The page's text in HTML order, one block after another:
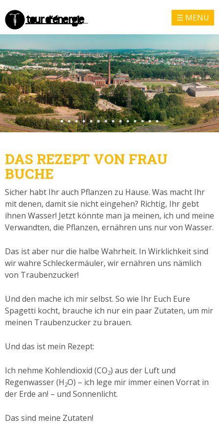
MENU
DAS REZEPT VON FRAU
BUCHE
Sicher habt Ihr auch Pflanzen zu Hause. Was macht Ihr
mit denen, damit sie nicht eingehen? Richtig, Ihr gebt
ihnen Wasser! Jetzt könnte man ja meinen, ich und meine
Verwandten, die Pflanzen, ernähren uns nur von Wasser.
Das ist aber nur die halbe Wahrheit. In Wirklichkeit sind
wir wahre Schleckermäuler, wir ernähren uns nämlich
von Traubenzucker!
Und den mache ich mir selbst. So wie Ihr Euch Eure
Spagetti kocht, brauche ich nur ein paar Zutaten, um mir
meinen Traubenzucker zu brauen.
Und das ist mein Rezept:
Ich nehme Kohlendioxid (CO2) aus der Luft und
Regenwasser (H 2O) – ich lege mir immer einen Vorrat in
der Erde an! – und Sonnenlicht.
Das sind meine Zutaten!